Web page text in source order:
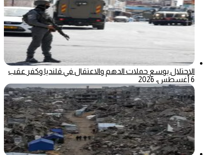
الاحتلال يوسع حملات الدهم والاعتقال في قلنديا وكفر عقب
6 أغسطس، 2026